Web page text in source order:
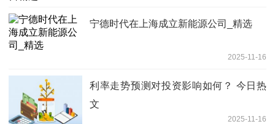
宁德时代在上海成立新能源公司_精选
2025-11-16
利率走势预测对投资影响如何？ 今日热
文
2025-11-16